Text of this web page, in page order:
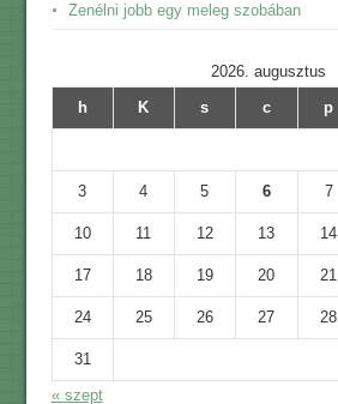
Zenélni jobb egy meleg szobában
2026. augusztus
h
K s c p
3 4 5 6 7
10 11 12 13 14
17 18 19 20 21
24 25 26 27 28
31
« szept